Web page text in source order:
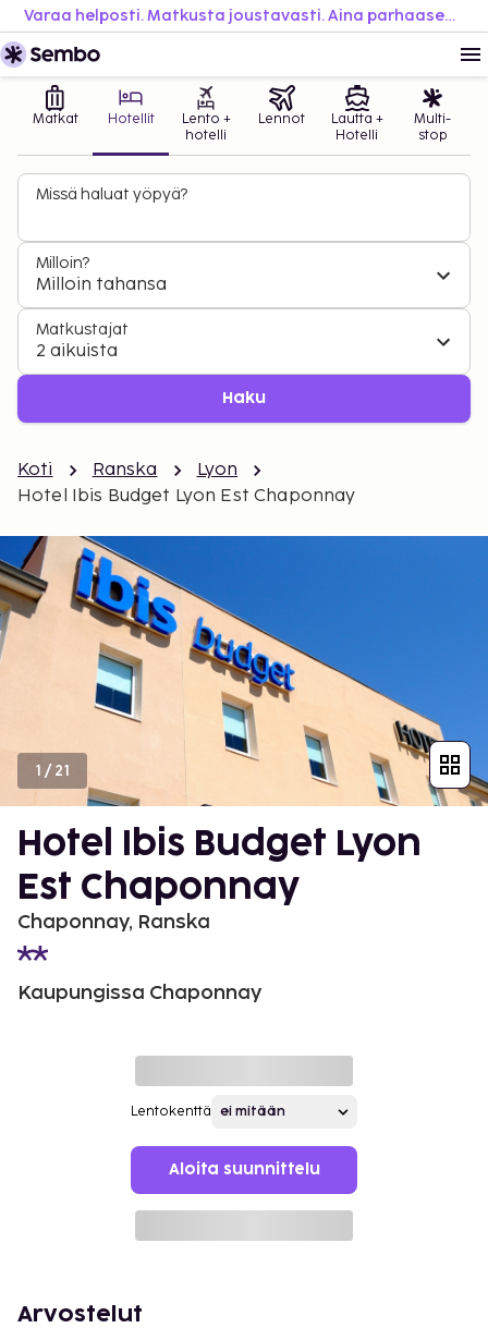
Varaa helposti. Matkusta joustavasti. Aina parhaaseen hintaan.
Matkat Hotellit
Lento +
hotelli
Lennot
Lautta +
Hotelli
Multi-
stop
Missä haluat yöpyä?
Milloin?
Milloin tahansa
Matkustajat
2 aikuista
Haku
Koti Ranska
Lyon
Hotel Ibis Budget Lyon Est Chaponnay
1 /21
Hotel Ibis Budget Lyon
Est Chaponnay
Chaponnay, Ranska
Kaupungissa Chaponnay
Lentokenttä
Aloita suunnittelu
Arvostelut